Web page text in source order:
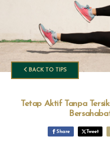
BACK TO TIPS
Tetap Aktif Tanpa
Share Tweet